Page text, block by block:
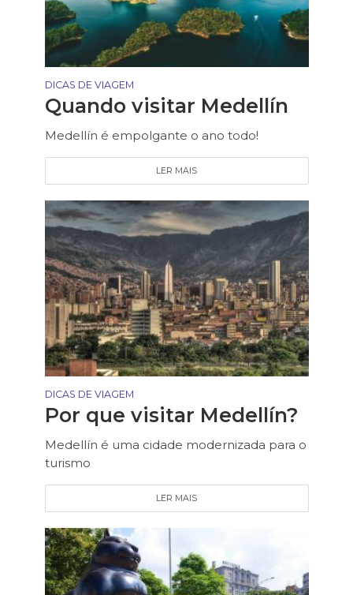
DICAS DE VIAGEM
Quando visitar Medellín
Medellín é empolgante o ano todo!
LER MAIS
DICAS DE VIAGEM
Por que visitar Medellín?
Medellín é uma cidade modernizada para o
turismo
LER MAIS